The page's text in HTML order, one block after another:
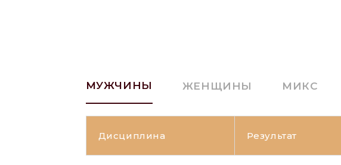
МУЖЧИНЫ ЖЕНЩИНЫ МИКС
Дисциплина Результат